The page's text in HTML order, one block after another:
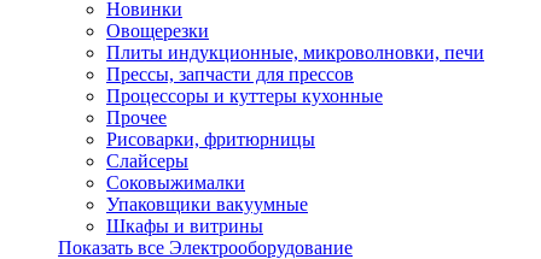
Новинки
Овощерезки
Плиты индукционные, микроволновки, печи
Прессы, запчасти для прессов
Процессоры и куттеры кухонные
Прочее
Рисоварки, фритюрницы
Слайсеры
Соковыжималки
Упаковщики вакуумные
Шкафы и витрины
Показать все Электрооборудование